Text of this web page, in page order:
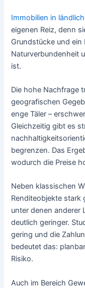
Immobilien in
eigenen Reiz, denn
Grundstücke und
Naturverbundenheit
ist.
Die hohe Nachfrage
geografischen
enge Täler –
Gleichzeitig gibt es
begrenzen. Das
wodurch die Preise
Neben klassischen
Renditeobjekte stark
unter denen anderer
deutlich geringer.
gering und die
bedeutet das:
Risiko.
Auch im Bereich